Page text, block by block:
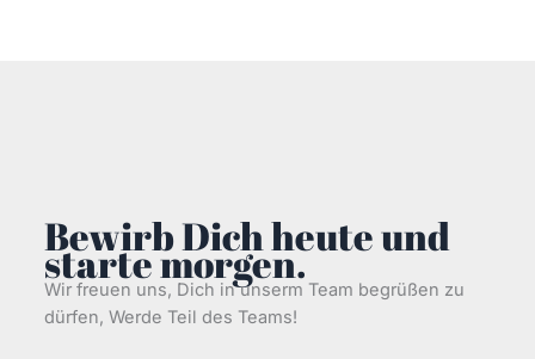
Bewirb Dich heute und
starte morgen.
Wir freuen uns, Dich in unserm Team begrüßen zu
dürfen, Werde Teil des Teams!